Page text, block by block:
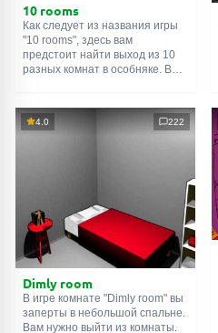
10 rooms
Как следует из названия игры
"10 rooms", здесь вам
предстоит найти выход из 10
разных комнат в особняке. В
их, чтобы выйти. Выход из
одной комнаты является
4.0 222
Dimly room
В игре комнате "Dimly room" вы
заперты в небольшой спальне.
Вам нужно выйти из комнаты.